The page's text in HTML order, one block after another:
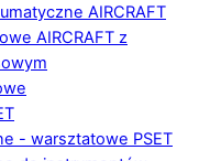
AIRCRAFT
AIRCRAFT z
- warsztatowe PSET